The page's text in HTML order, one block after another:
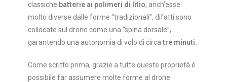
classiche batterie ai polimeri di litio, anch’esse
molto diverse dalle forme “tradizionali”, difatti sono
collocate sul drone come una “spina dorsale”,
garantendo una autonomia di volo di circa tre minuti.
Come scritto prima, grazie a tutte queste proprietà è
possibile far assumere molte forme al drone